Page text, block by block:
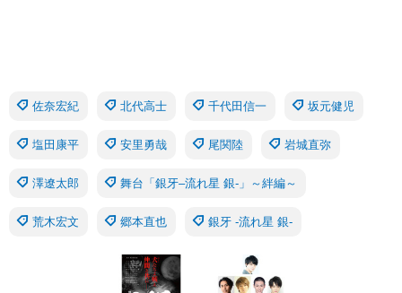
佐奈宏紀 北代高士 千代田信一 坂元健児
塩田康平 安里勇哉 尾関陸 岩城直弥
澤遼太郎 舞台「銀牙–流れ星 銀-」～絆編～
荒木宏文 郷本直也 銀牙 -流れ星 銀-